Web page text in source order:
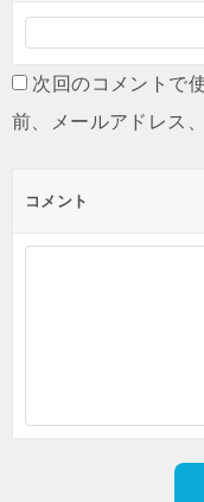
次回のコメントで
前、メールアドレス
コメント